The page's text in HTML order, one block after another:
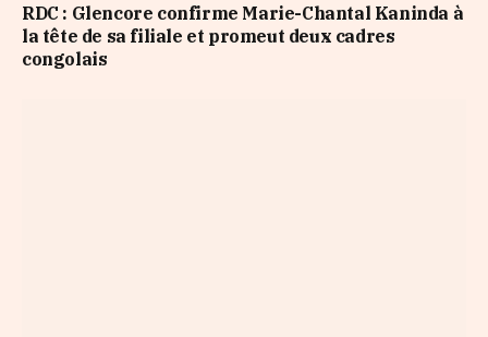
RDC : Glencore confirme Marie-Chantal Kaninda à
la tête de sa filiale et promeut deux cadres
congolais